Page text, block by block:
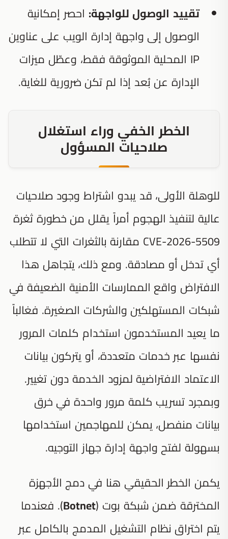
تقييد الوصول للواجهة: احصر إمكانية
الوصول إلى واجهة إدارة الويب على عناوين
IP المحلية الموثوقة فقط، وعطّل ميزات
الإدارة عن بُعد إذا لم تكن ضرورية للغاية.
الخطر الخفي وراء استغلال
صلاحيات المسؤول
للوهلة الأولى، قد يبدو اشتراط وجود صلاحيات
عالية لتنفيذ الهجوم أمراً يقلل من خطورة ثغرة
CVE-2026-5509 مقارنة بالثغرات التي لا تتطلب
أي تدخل أو مصادقة. ومع ذلك، يتجاهل هذا
الافتراض واقع الممارسات الأمنية الضعيفة في
شبكات المستهلكين والشركات الصغيرة. فغالباً
ما يعيد المستخدمون استخدام كلمات المرور
نفسها عبر خدمات متعددة، أو يتركون بيانات
الاعتماد الافتراضية لمزود الخدمة دون تغيير.
وبمجرد تسريب كلمة مرور واحدة في خرق
بيانات منفصل، يمكن للمهاجمين استخدامها
بسهولة لفتح واجهة إدارة جهاز التوجيه.
يكمن الخطر الحقيقي هنا في دمج الأجهزة
المخترقة ضمن شبكة بوت (Botnet). فعندما
يتم اختراق نظام التشغيل المدمج بالكامل عبر